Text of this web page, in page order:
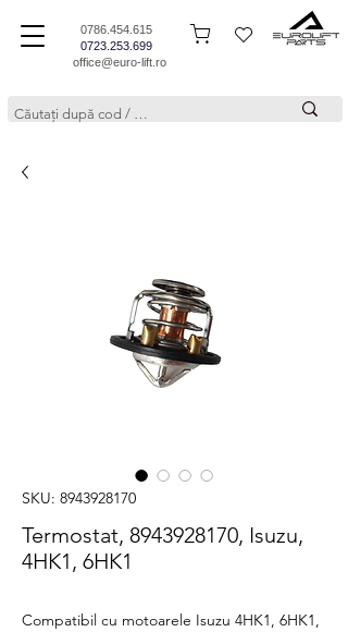
0786.454.615
0723.253.699
office@euro-lift.ro
SKU: 8943928170
Termostat, 8943928170, Isuzu,
4HK1, 6HK1
Compatibil cu motoarele Isuzu 4HK1, 6HK1,